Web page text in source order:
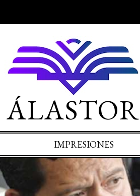
ÁLASTOR
IMPRESIONES